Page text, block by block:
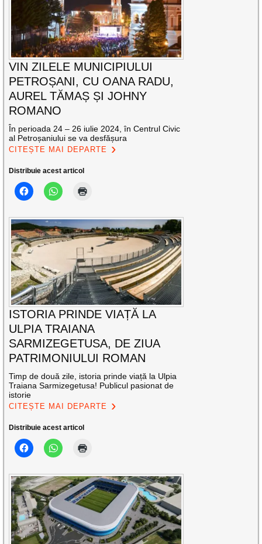
VIN ZILELE MUNICIPIULUI
PETROȘANI, CU OANA RADU,
AUREL TĂMAȘ ȘI JOHNY
ROMANO
În perioada 24 – 26 iulie 2024, în Centrul Civic
al Petroșaniului se va desfășura
CITEȘTE MAI DEPARTE
Distribuie acest articol
ISTORIA PRINDE VIAȚĂ LA
ULPIA TRAIANA
SARMIZEGETUSA, DE ZIUA
PATRIMONIULUI ROMAN
Timp de două zile, istoria prinde viață la Ulpia
Traiana Sarmizegetusa! Publicul pasionat de
istorie
CITEȘTE MAI DEPARTE
Distribuie acest articol